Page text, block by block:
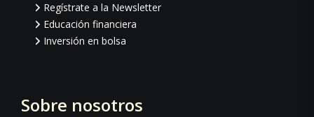
Regístrate a la Newsletter
Educación financiera
Inversión en bolsa
Sobre nosotros